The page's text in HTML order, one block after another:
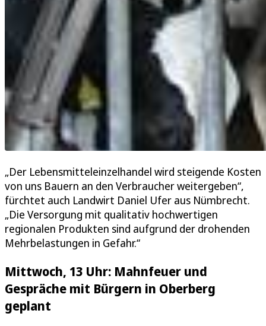
„Der Lebensmitteleinzelhandel wird steigende Kosten
von uns Bauern an den Verbraucher weitergeben“,
fürchtet auch Landwirt Daniel Ufer aus Nümbrecht.
„Die Versorgung mit qualitativ hochwertigen
regionalen Produkten sind aufgrund der drohenden
Mehrbelastungen in Gefahr.“
Mittwoch, 13 Uhr: Mahnfeuer und
Gespräche mit Bürgern in Oberberg
geplant